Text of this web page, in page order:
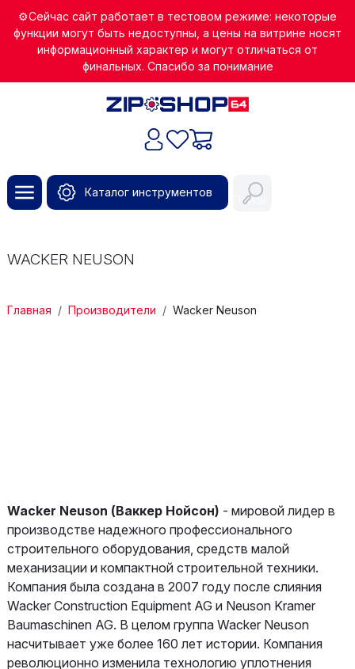
⚙️Сейчас сайт работает в тестовом режиме: некоторые
функции могут быть недоступны, а цены на витрине носят
информационный характер и могут отличаться от
финальных. Спасибо за понимание
Каталог инструментов
Поиск
WACKER NEUSON
Главная Производители Wacker Neuson
Wacker Neuson (Ваккер Нойсон) - мировой лидер в
производстве надежного профессионального
строительного оборудования, средств малой
механизации и компактной строительной техники.
Компания была создана в 2007 году после слияния
Wacker Construction Equipment AG и Neuson Kramer
Baumaschinen AG. В целом группа Wacker Neuson
насчитывает уже более 160 лет истории. Компания
революционно изменила технологию уплотнения